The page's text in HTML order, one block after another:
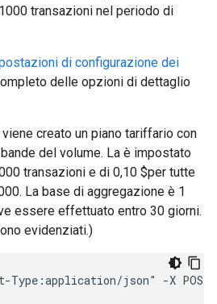
transazioni nel periodo di
di configurazione dei
delle opzioni di dettaglio
creato un piano tariffario con
del volume. La è impostato
transazioni e di 0,10 $per tutte
La base di aggregazione è 1
essere effettuato entro 30 giorni.
evidenziati.)
Type:application/json" -X